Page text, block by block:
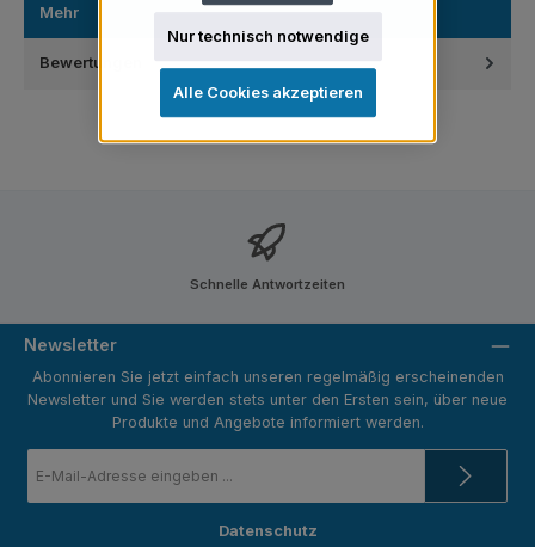
Mehr
Bewertungen
Schnelle Antwortzeiten
Newsletter
Abonnieren Sie jetzt einfach unseren regelmäßig erscheinenden
Newsletter und Sie werden stets unter den Ersten sein, über neue
Produkte und Angebote informiert werden.
Mail-
Datenschutz
Nur technisch notwendige
Alle Cookies akzeptieren